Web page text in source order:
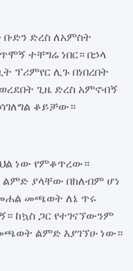
ቡድን ድረስ ለአምስት
ተቸግሬ ነበር። በኃላ
ፕሪምየር ሊጉ በነበረበት
ጊዜ ድረስ አምኖብኝ
ቆይቻው።
ነው የምቆጥረው።
ያላቸው በክለብም ሆነ
መጫወት ለኔ ጥሩ
ከኳስ ጋር የተገናኘውንም
ልምድ እያገኘሁ ነው።